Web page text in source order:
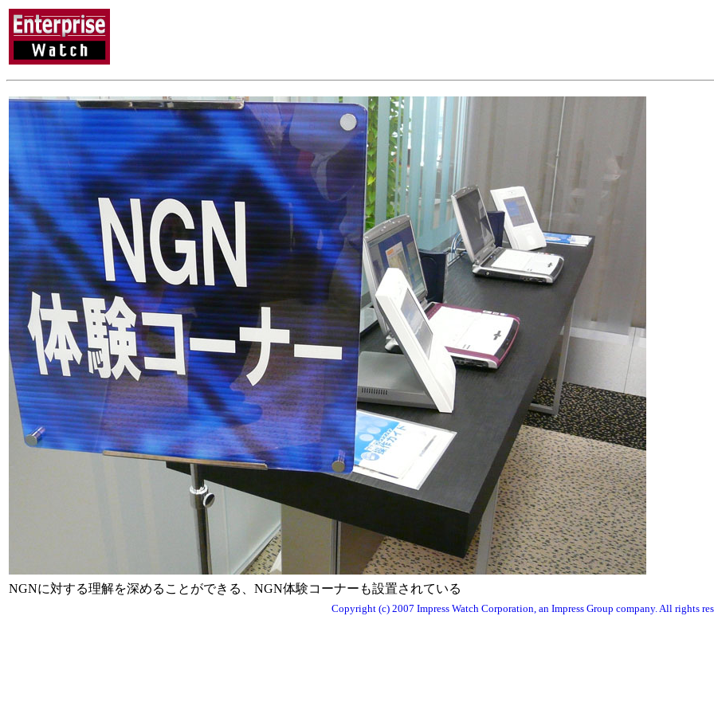
NGNに対する理解を深めることができる、NGN体験コーナーも設置されている
Copyright (c) 2007 Impress Watch Corporation, an Impress Group company. All rights